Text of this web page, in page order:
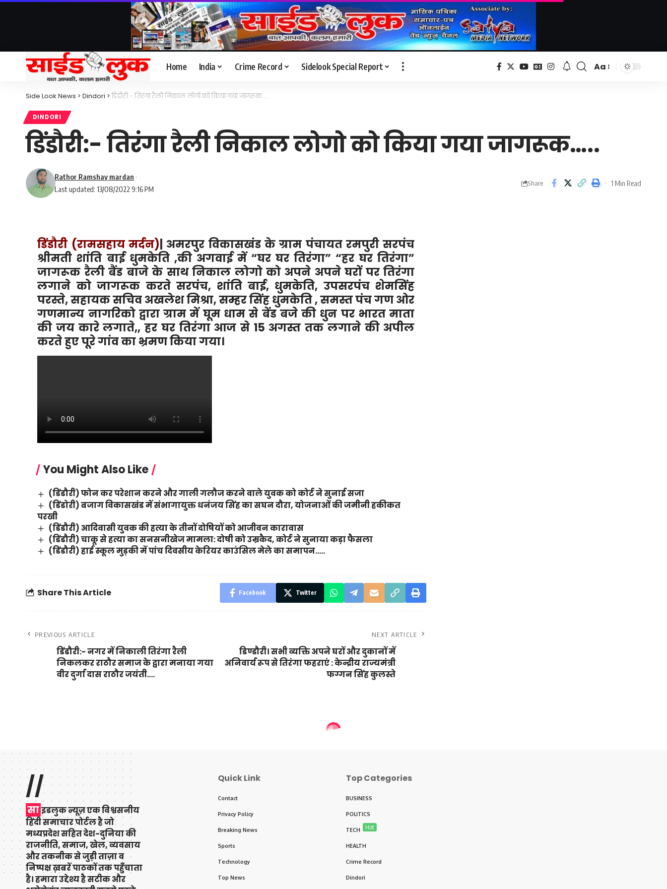
Home India Crime Record Sidelook Special Report
Font
Aa
Side Look News > Dindori >डिंडौरी:- तिरंगा रैली निकाल लोगो को किया गया जागरूक…..
DINDORI
डिंडौरी:- तिरंगा रैली निकाल लोगो को किया गया जागरूक…..
Last updated: 13/08/2022 9:16 PM
Rathor Ramshay mardan
Share 1 Min Read
डिंडौरी (रामसहाय मर्दन) | अमरपुर विकासखंड के ग्राम पंचायत रमपुरी सरपंच
श्रीमती शांति बाई धुमकेति ,की अगवाई में “घर घर तिरंगा” “हर घर तिरंगा”
जागरूक रैली बैंड बाजे के साथ निकाल लोगो को अपने अपने घरों पर तिरंगा
लगाने को जागरूक करते सरपंच, शांति बाई, धुमकेति, उपसरपंच शेमसिंह
परस्ते, सहायक सचिव अखलेश मिश्रा, सम्हर सिंह धुमकेति , समस्त पंच गण ओर
गणमान्य नागरिको द्वारा ग्राम में घूम धाम से बेंड बजे की धुन पर भारत माता
की जय कारे लगाते,, हर घर तिरंगा आज से 15 अगस्त तक लगाने की अपील
करते हुए पूरे गांव का भ्रमण किया गया।
You Might Also Like
(डिंडौरी) फोन कर परेशान करने और गाली गलौज करने वाले युवक को कोर्ट ने सुनाई सजा
(डिंडोरी) बजाग विकासखंड में संभागायुक्त धनंजय सिंह का सघन दौरा, योजनाओं की जमीनी हकीकत
परखी
(डिंडौरी) आदिवासी युवक की हत्या के तीनों दोषियों को आजीवन कारावास
(डिंडौरी) चाकू से हत्या का सनसनीखेज मामला: दोषी को उम्रकैद, कोर्ट ने सुनाया कड़ा फैसला
(डिंडौरी) हाई स्कूल मुड़की में पांच दिवसीय केरियर काउंसिल मेले का समापन…..
Share This Article Facebook Twitter
PREVIOUS ARTICLE
डिंडौरी:- नगर में निकाली तिरंगा रैली
निकलकर राठौर समाज के द्वारा मनाया गया
वीर दुर्गा दास राठौर जयंती….
NEXT ARTICLE
डिण्डौरी। सभी व्यक्ति अपने घरों और दुकानों में
अनिवार्य रूप से तिरंगा फहराएं : केन्द्रीय राज्यमंत्री
फग्गन सिंह कुलस्ते
//
साइडलुक न्यूज़ एक विश्वसनीय
हिंदी समाचार पोर्टल है जो
मध्यप्रदेश सहित देश-दुनिया की
राजनीति, समाज, खेल, व्यवसाय
और तकनीक से जुड़ी ताज़ा व
निष्पक्ष ख़बरें पाठकों तक पहुँचाता
है। हमारा उद्देश्य है सटीक और
Quick Link
Contact
Privacy Policy
Breaking News
Sports
Technology
Top News
Top Categories
BUSINESS
POLITICS
TECH Hot
HEALTH
Crime Record
Dindori